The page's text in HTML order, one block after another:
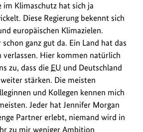
im Klimaschutz hat sich ja
Diese Regierung bekennt sich
europäischen Klimazielen.
ganz gut da. Ein Land hat das
verlassen. Hier kommen natürlich
zu, dass die EU und Deutschland
stärken. Die meisten
und Kollegen kennen mich
Jeder hat Jennifer Morgan
Partner erlebt, niemand wird in
zu mir weniger Ambition